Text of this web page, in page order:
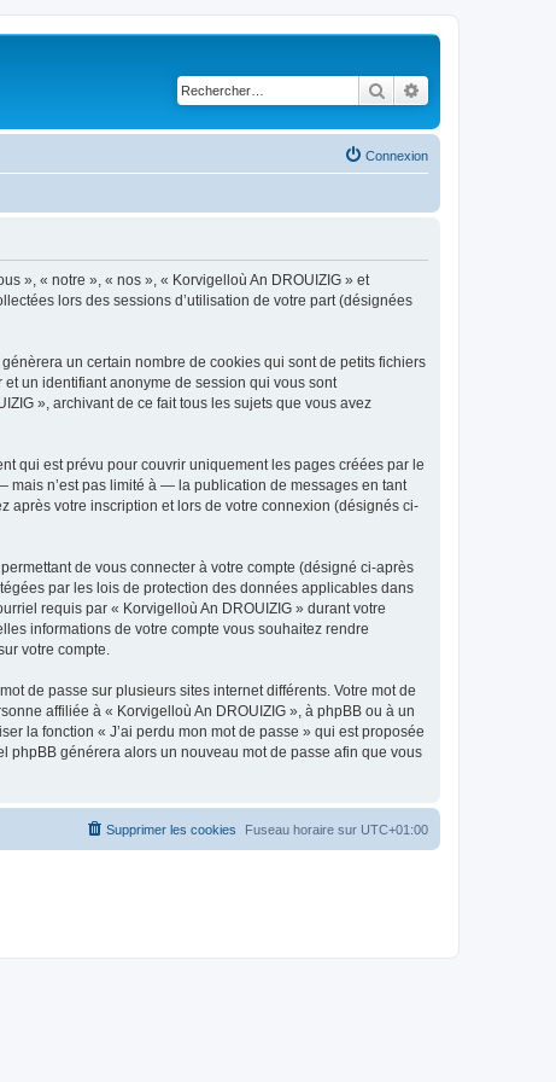
Rechercher
Connexion
», « notre », « nos », « Korvigelloù An DROUIZIG » et
lors des sessions d’utilisation de votre part (désignées
un certain nombre de cookies qui sont de petits fichiers
un identifiant anonyme de session qui vous sont
», archivant de ce fait tous les sujets que vous avez
qui est prévu pour couvrir uniquement les pages créées par le
n’est pas limité à — la publication de messages en tant
après votre inscription et lors de votre connexion (désignés ci-
de vous connecter à votre compte (désigné ci-après
par les lois de protection des données applicables dans
requis par « Korvigelloù An DROUIZIG » durant votre
informations de votre compte vous souhaitez rendre
votre compte.
de passe sur plusieurs sites internet différents. Votre mot de
affiliée à « Korvigelloù An DROUIZIG », à phpBB ou à un
la fonction « J’ai perdu mon mot de passe » qui est proposée
phpBB générera alors un nouveau mot de passe afin que vous
Fuseau horaire sur UTC+01:00
Supprimer les cookies